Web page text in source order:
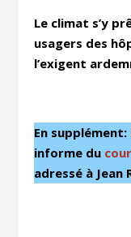
Le climat s’y
usagers des
l’exigent
En
informe du
adressé à Jean